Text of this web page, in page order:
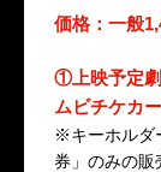
価格：一般
①上映予定
ムビチケカ
※キーホルダ
券」のみの販